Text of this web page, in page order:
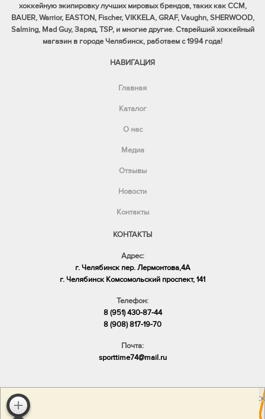
хоккейную экипировку лучших мировых брендов, таких как CCM,
BAUER, Warrior, EASTON, Fischer, VIKKELA, GRAF, Vaughn, SHERWOOD,
Salming, Mad Guy, Заряд, TSP, и многие другие. Старейший хоккейный
магазин в городе Челябинск, работаем с 1994 года!
НАВИГАЦИЯ
Главная
Каталог
О нас
Медиа
Отзывы
Новости
Контакты
КОНТАКТЫ
Адрес:
г. Челябинск пер. Лермонтова,4А
​г. Челябинск Комсомольский проспект, 141
Телефон:
8 (951) 430-87-44
8 (908) 817-19-70
Почта:
sporttime74@mail.ru